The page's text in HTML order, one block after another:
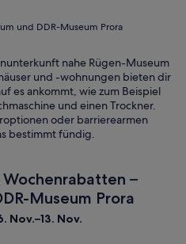
und DDR-Museum Prora
nahe Rügen-Museum
und -wohnungen bieten dir
es ankommt, wie zum Beispiel
und einen Trockner.
oder barrierearmen
bestimmt fündig.
–
Museum Prora
Nov.–13. Nov.